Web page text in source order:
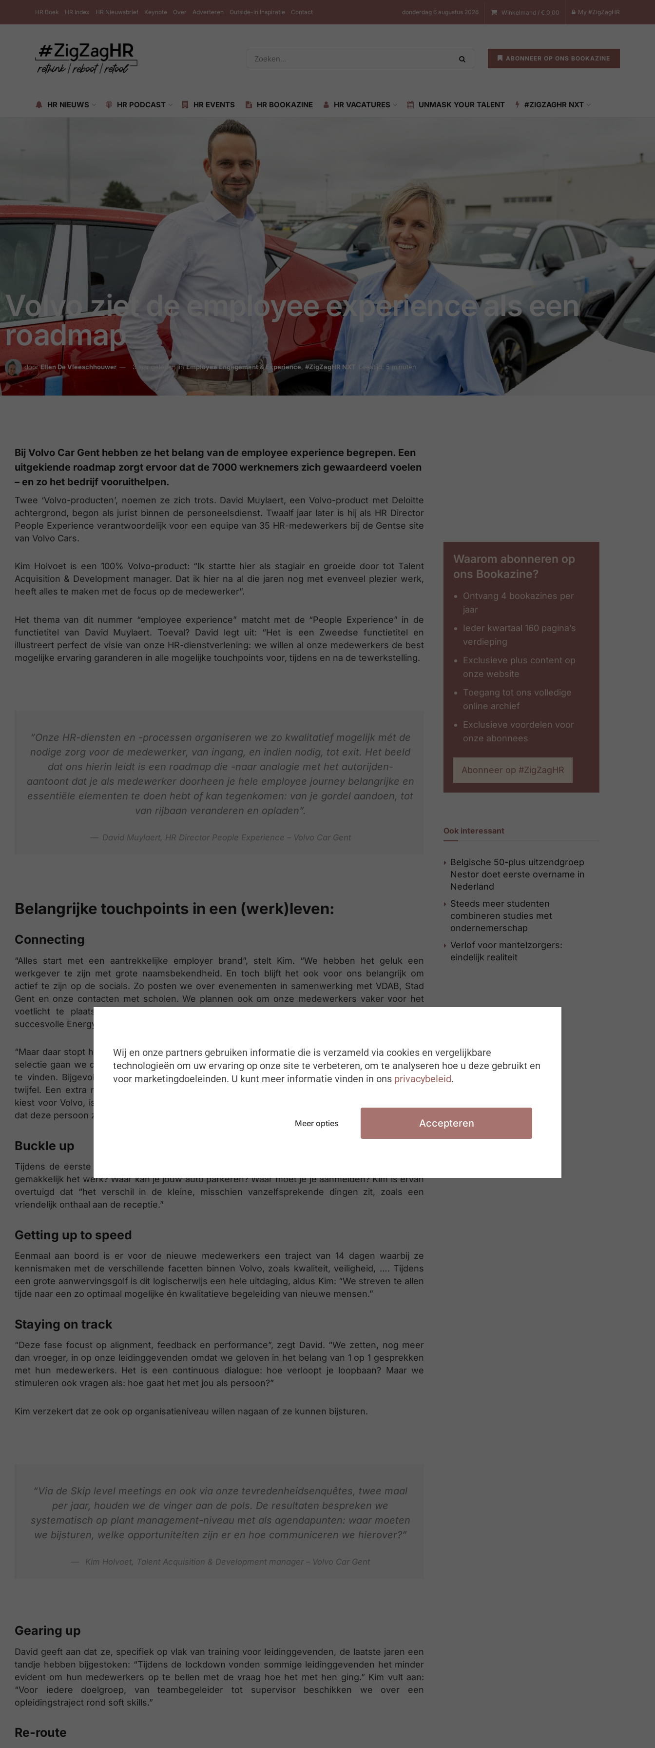
HR Boek HR Index HR Nieuwsbrief Keynote Over Adverteren Outside-in Inspiratie Contact donderdag 6 augustus 2026 Winkelmand / € 0,00 My #ZigZagHR
ABONNEER OP ONS BOOKAZINE
HR NIEUWS HR PODCAST HR EVENTS HR BOOKAZINE HR VACATURES UNMASK YOUR TALENT #ZIGZAGHR NXT
Volvo ziet de employee experience als een
roadmap
doorEllen De Vleeschhouwer 3 jaar geleden in Employee Engagement & Experience #ZigZagHR NXT Leestijd: 5 minuten
Bij Volvo Car Gent hebben ze het belang van de employee experience begrepen. Een
uitgekiende roadmap zorgt ervoor dat de 7000 werknemers zich gewaardeerd voelen
– en zo het bedrijf vooruithelpen.
Twee ‘Volvo-producten’, noemen ze zich trots. David Muylaert, een Volvo-product met Deloitte
achtergrond, begon als jurist binnen de personeelsdienst. Twaalf jaar later is hij als HR Director
People Experience verantwoordelijk voor een equipe van 35 HR-medewerkers bij de Gentse site
van Volvo Cars.
Kim Holvoet is een 100% Volvo-product: “Ik startte hier als stagiair en groeide door tot Talent
Acquisition & Development manager. Dat ik hier na al die jaren nog met evenveel plezier werk,
heeft alles te maken met de focus op de medewerker”.
Het thema van dit nummer “employee experience” matcht met de “People Experience” in de
functietitel van David Muylaert. Toeval? David legt uit: “Het is een Zweedse functietitel en
illustreert perfect de visie van onze HR-dienstverlening: we willen al onze medewerkers de best
mogelijke ervaring garanderen in alle mogelijke touchpoints voor, tijdens en na de tewerkstelling.
“Onze HR-diensten en -processen organiseren we zo kwalitatief mogelijk mét de
nodige zorg voor de medewerker, van ingang, en indien nodig, tot exit. Het beeld
dat ons hierin leidt is een roadmap die -naar analogie met het autorijden-
aantoont dat je als medewerker doorheen je hele employee journey belangrijke en
essentiële elementen te doen hebt of kan tegenkomen: van je gordel aandoen, tot
van rijbaan veranderen en opladen”.
David Muylaert, HR Director People Experience – Volvo Car Gent
Belangrijke touchpoints in een (werk)leven:
Connecting
“Alles start met een aantrekkelijke employer brand”, stelt Kim. “We hebben het geluk een
werkgever te zijn met grote naamsbekendheid. En toch blijft het ook voor ons belangrijk om
actief te zijn op de socials. Zo posten we over evenementen in samenwerking met VDAB, Stad
Gent en onze contacten met scholen. We plannen ook om onze medewerkers vaker voor het
voetlicht te plaatsen en frequenter te delen over onze talrijke interne events, zoals het
succesvolle Energy@Volvo, een programma voor medewerkers rond voeding, sport,…”
“Maar daar stopt het niet voor mijn team”, vertelt Kim. “Want ook tijdens de fase van werving en
selectie gaan we de extra mile voor kandidaten. Storingstechniekers zijn qua profiel erg moeilijk
te vinden. Bijgevolg is niets ons te veel. We bevragen actief wat iemand nog nodig heeft bij
twijfel. Een extra rondleiding? Een bijkomend gesprek? Check! Stel dat iemand uiteindelijk niet
kiest voor Volvo, is het mogelijks toch een ambassadeur met een positieve beleving. We hopen
dat deze persoon zegt: amai, bij Volvo doen ze écht een extra inspanning.”
Buckle up
Tijdens de eerste werkdag zorgen ze bij Volvo voor een heldere communicatie: hoe bereik je
gemakkelijk het werk? Waar kan je jouw auto parkeren? Waar moet je je aanmelden? Kim is ervan
overtuigd dat “het verschil in de kleine, misschien vanzelfsprekende dingen zit, zoals een
vriendelijk onthaal aan de receptie.”
Getting up to speed
Eenmaal aan boord is er voor de nieuwe medewerkers een traject van 14 dagen waarbij ze
kennismaken met de verschillende facetten binnen Volvo, zoals kwaliteit, veiligheid, …. Tijdens
een grote aanwervingsgolf is dit logischerwijs een hele uitdaging, aldus Kim: “We streven te allen
tijde naar een zo optimaal mogelijke én kwalitatieve begeleiding van nieuwe mensen.”
Staying on track
“Deze fase focust op alignment, feedback en performance”, zegt David. “We zetten, nog meer
dan vroeger, in op onze leidinggevenden omdat we geloven in het belang van 1 op 1 gesprekken
met hun medewerkers. Het is een continuous dialogue: hoe verloopt je loopbaan? Maar we
stimuleren ook vragen als: hoe gaat het met jou als persoon?”
Kim verzekert dat ze ook op organisatieniveau willen nagaan of ze kunnen bijsturen.
“Via de Skip level meetings en ook via onze tevredenheidsenquêtes, twee maal
per jaar, houden we de vinger aan de pols. De resultaten bespreken we
systematisch op plant management-niveau met als agendapunten: waar moeten
we bijsturen, welke opportuniteiten zijn er en hoe communiceren we hierover?”
Kim Holvoet, Talent Acquisition & Development manager – Volvo Car Gent
Gearing up
David geeft aan dat ze, specifiek op vlak van training voor leidinggevenden, de laatste jaren een
tandje hebben bijgestoken: “Tijdens de lockdown vonden sommige leidinggevenden het minder
evident om hun medewerkers op te bellen met de vraag hoe het met hen ging.” Kim vult aan:
“Voor iedere doelgroep, van teambegeleider tot supervisor beschikken we over een
opleidingstraject rond soft skills.”
Re-route
Waarom abonneren op
ons Bookazine?
Ontvang 4 bookazines per
jaar
Ieder kwartaal 160 pagina’s
verdieping
Exclusieve plus content op
onze website
Toegang tot ons volledige
online archief
Exclusieve voordelen voor
onze abonnees
Abonneer op #ZigZagHR
Ook interessant
Belgische 50-plus uitzendgroep
Nestor doet eerste overname in
Nederland
Steeds meer studenten
combineren studies met
ondernemerschap
Verlof voor mantelzorgers:
eindelijk realiteit
Wij en onze partners gebruiken informatie die is verzameld via cookies en vergelijkbare
technologieën om uw ervaring op onze site te verbeteren, om te analyseren hoe u deze gebruikt en
voor marketingdoeleinden. U kunt meer informatie vinden in ons privacybeleid.
Meer opties Accepteren